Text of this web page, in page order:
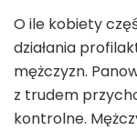
O ile kobiety
działania
mężczyzn.
z trudem
kontrolne.